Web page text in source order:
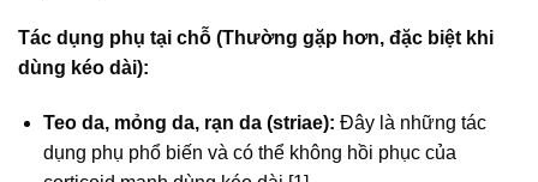
Tác dụng phụ tại chỗ (Thường gặp hơn, đặc biệt khi
dùng kéo dài):
Teo da, mỏng da, rạn da (striae): Đây là những tác
dụng phụ phổ biến và có thể không hồi phục của